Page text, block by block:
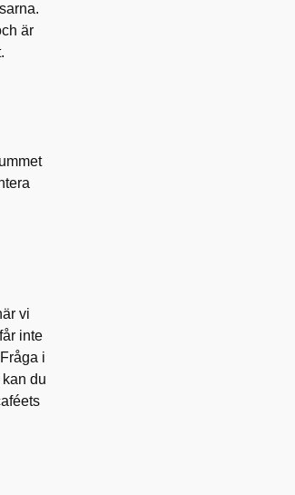
är
vi
inte
i
du